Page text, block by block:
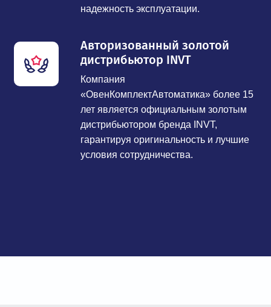
надежность эксплуатации.
Авторизованный золотой
дистрибьютор INVT
Компания
«ОвенКомплектАвтоматика» более 15
лет является официальным золотым
дистрибьютором бренда INVT,
гарантируя оригинальность и лучшие
условия сотрудничества.